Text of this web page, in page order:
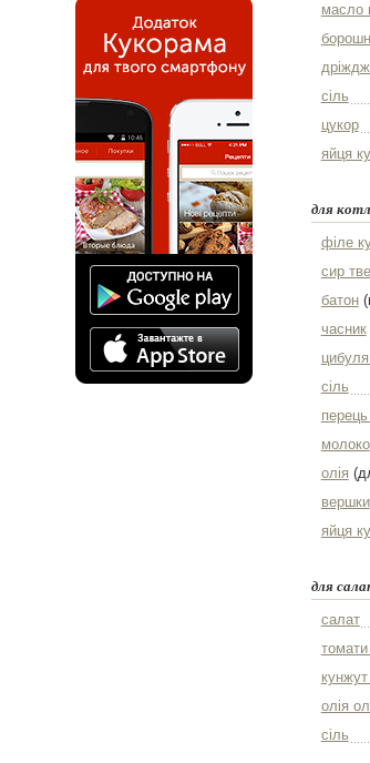
масло
сіль
цукор
яйця
для
філе
сир
батон
часник
сіль
молоко
олія
вершки
яйця
для
салат
томати
кунжут
олія
сіль